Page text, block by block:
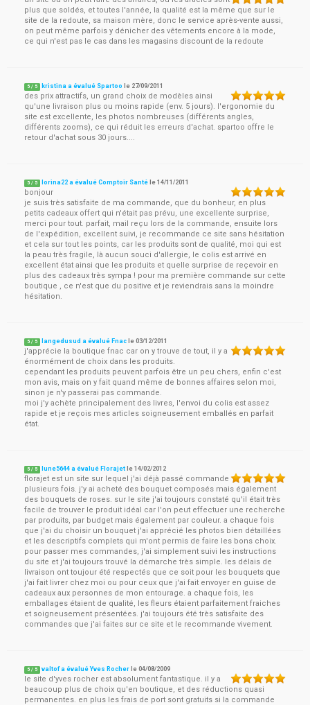
plus que soldés, et toutes l'année, la qualité est la même que sur le
site de la redoute, sa maison mère, donc le service après-vente aussi,
on peut même parfois y dénicher des vêtements encore à la mode,
ce qui n'est pas le cas dans les magasins discount de la redoute
5 / 5 kristina a évalué Spartoo le 27/09/2011
des prix attractifs, un grand choix de modèles ainsi
qu'une livraison plus ou moins rapide (env. 5 jours). l'ergonomie du
site est excellente, les photos nombreuses (différents angles,
différents zooms), ce qui réduit les erreurs d'achat. spartoo offre le
retour d'achat sous 30 jours....
5 / 5 lorina22 a évalué Comptoir Santé le14/11/2011
bonjour
je suis très satisfaite de ma commande, que du bonheur, en plus
petits cadeaux offert qui n'était pas prévu, une excellente surprise,
merci pour tout. parfait, mail reçu lors de la commande, ensuite lors
de l'expédition, excellent suivi, je recommande ce site sans hésitation
et cela sur tout les points, car les produits sont de qualité, moi qui est
la peau très fragile, là aucun souci d'allergie, le colis est arrivé en
excellent état ainsi que les produits et quelle surprise de reçevoir en
plus des cadeaux très sympa ! pour ma première commande sur cette
boutique , ce n'est que du positive et je reviendrais sans la moindre
hésitation.
5 / 5 langedusud a évalué Fnac le03/12/2011
j'apprécie la boutique fnac car on y trouve de tout, il y a
énormément de choix dans les produits.
cependant les produits peuvent parfois être un peu chers, enfin c'est
mon avis, mais on y fait quand même de bonnes affaires selon moi,
sinon je n'y passerai pas commande.
moi j'y achète principalement des livres, l'envoi du colis est assez
rapide et je reçois mes articles soigneusement emballés en parfait
état.
5 / 5 lune5644 a évalué Florajet le14/02/2012
florajet est un site sur lequel j'ai déjà passé commande
plusieurs fois. j'y ai acheté des bouquet composés mais également
des bouquets de roses. sur le site j'ai toujours constaté qu'il était très
facile de trouver le produit idéal car l'on peut effectuer une recherche
par produits, par budget mais également par couleur. a chaque fois
que j'ai du choisir un bouquet j'ai apprécié les photos bien détaillées
et les descriptifs complets qui m'ont permis de faire les bons choix.
pour passer mes commandes, j'ai simplement suivi les instructions
du site et j'ai toujours trouvé la démarche très simple. les délais de
livraison ont toujour été respectés que ce soit pour les bouquets que
j'ai fait livrer chez moi ou pour ceux que j'ai fait envoyer en guise de
cadeaux aux personnes de mon entourage. a chaque fois, les
emballages étaient de qualité, les fleurs étaient parfaitement fraiches
et soigneusement présentées. j'ai toujours été très satisfaite des
commandes que j'ai faites sur ce site et le recommande vivement.
5 / 5 valtof a évalué Yves Rocher le04/08/2009
le site d'yves rocher est absolument fantastique. il y a
beaucoup plus de choix qu'en boutique, et des réductions quasi
permanentes. en plus les frais de port sont gratuits si la commande